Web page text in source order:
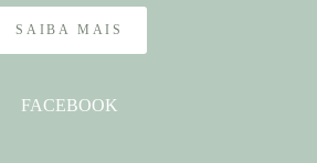
SAIBA MAIS
FACEBOOK